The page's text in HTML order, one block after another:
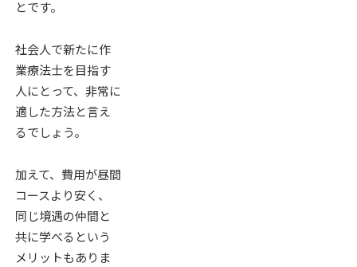
とです。
社会人で新たに作
業療法士を目指す
人にとって、非常に
適した方法と言え
るでしょう。
加えて、費用が昼間
コースより安く、
同じ境遇の仲間と
共に学べるという
メリットもありま